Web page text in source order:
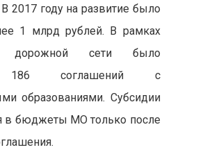
2017 году на развитие было
1 млрд рублей. В рамках
дорожной сети было
186 соглашений с
образованиями. Субсидии
в бюджеты МО только после